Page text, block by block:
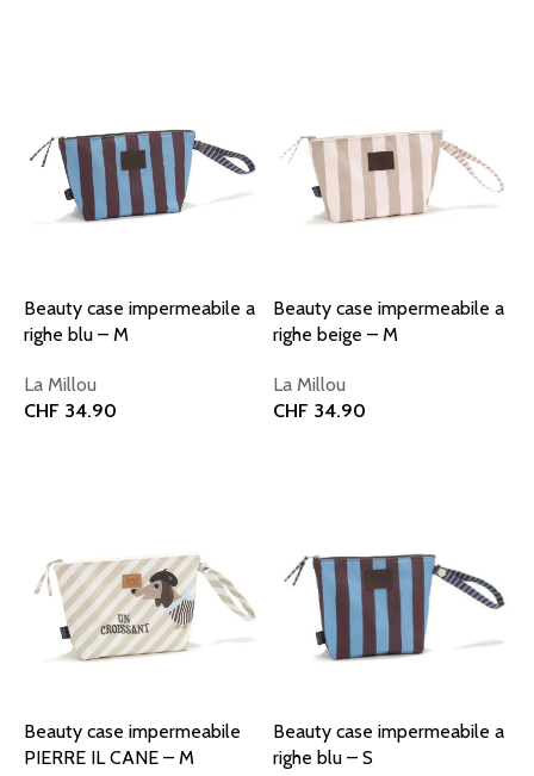
Beauty case impermeabile a
righe blu – M
La Millou
CHF 34.90
Beauty case impermeabile a
righe beige – M
La Millou
CHF 34.90
Beauty case impermeabile
PIERRE IL CANE – M
Beauty case impermeabile a
righe blu – S